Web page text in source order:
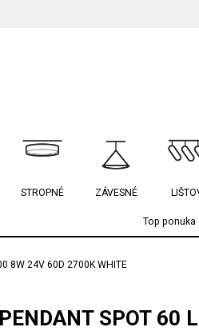
STROPNÉ ZÁVESNÉ
Top ponuka
8W 24V 60D 2700K WHITE
SPOT 60